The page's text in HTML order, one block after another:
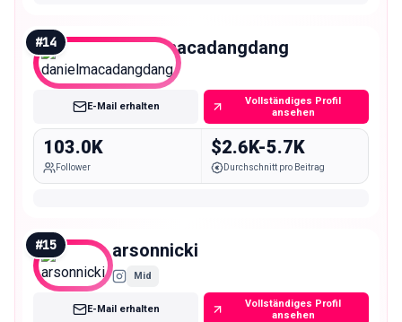
#14 danielmacadangdang
Macro
E-Mail erhalten
Vollständiges Profil
ansehen
103.0K
Follower
$2.6K-5.7K
Durchschnitt pro Beitrag
#15 arsonnicki
Mid
E-Mail erhalten
Vollständiges Profil
ansehen